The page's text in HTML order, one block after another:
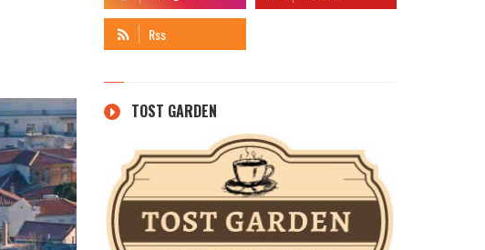
TOST GARDEN